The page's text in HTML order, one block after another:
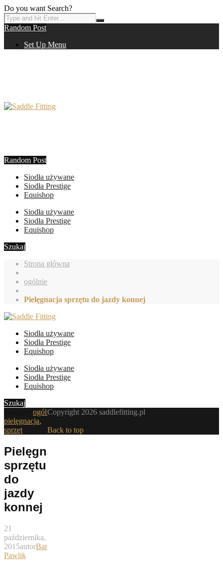
Do you want Search?
Random Post
Set Up Menu
Random Post
Siodła używane
Siodła Prestige
Equishop
Siodła używane
Siodła Prestige
Equishop
Szukaj
Strona główna
ogólnie
Pielęgnacja sprzętu do jazdy konnej
Siodła używane
Siodła Prestige
Equishop
Siodła używane
Siodła Prestige
Equishop
Szukaj
ogólnie,
pielęgnacja,
sprzęt
Pielęgnacja
sprzętu
do
jazdy
konnej
21
października,
2015autorBartek
Pawlik
Copyright 2026 saddlefitting.pl
Back to top